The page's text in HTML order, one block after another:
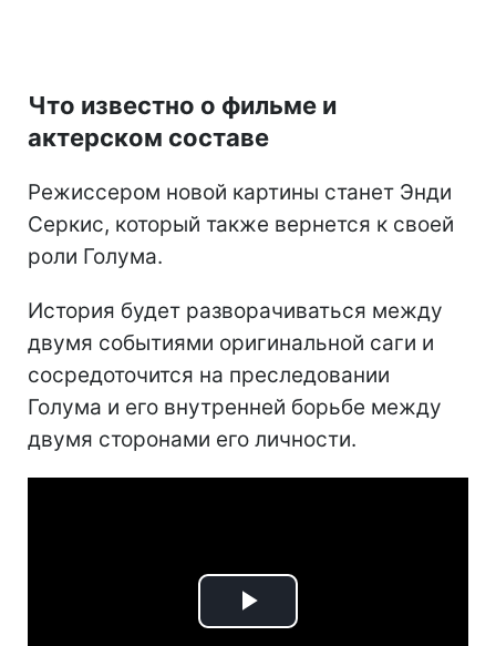
Что известно о фильме и
актерском составе
Режиссером новой картины станет Энди
Серкис, который также вернется к своей
роли Голума.
История будет разворачиваться между
двумя событиями оригинальной саги и
сосредоточится на преследовании
Голума и его внутренней борьбе между
двумя сторонами его личности.
Play